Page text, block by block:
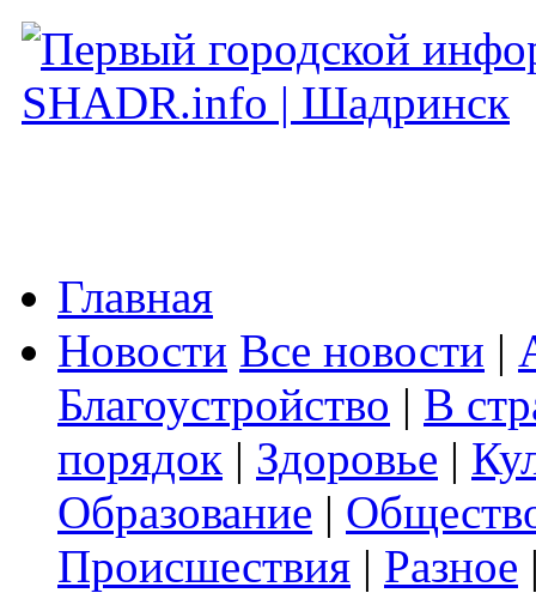
Главная
Новости Все новости |
Благоустройство | В
порядок | Здоровье |
Образование |
Происшествия | Разное